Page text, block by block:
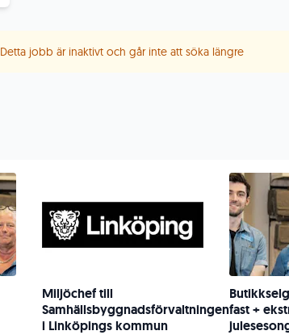
Detta jobb är inaktivt och går inte att söka längre
Miljöchef till
Samhällsbyggnadsförvaltningen
i Linköpings kommun
fast +